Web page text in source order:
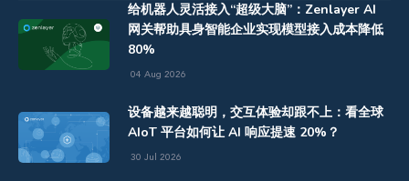
给机器人灵活接入“超级大脑”：Zenlayer AI
网关帮助具身智能企业实现模型接入成本降低
80%
04 Aug 2026
设备越来越聪明，交互体验却跟不上：看全球
AIoT 平台如何让 AI 响应提速 20%？
30 Jul 2026